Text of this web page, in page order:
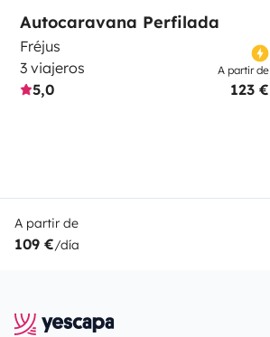
Autocaravana Perfilada
Fréjus
3 viajeros
5,0
A partir de
123 €
A partir de
109 €/día